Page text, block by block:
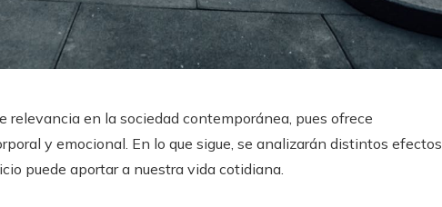
relevancia en la sociedad contemporánea, pues ofrece
y emocional. En lo que sigue, se analizarán distintos efectos
puede aportar a nuestra vida cotidiana.